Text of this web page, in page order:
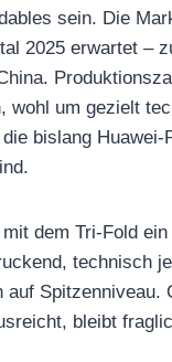
sein. Die
2025 erwartet –
wohl um gezielt
bislang Huawei-
dem Tri-Fold
technisch
auf Spitzenniveau.
bleibt